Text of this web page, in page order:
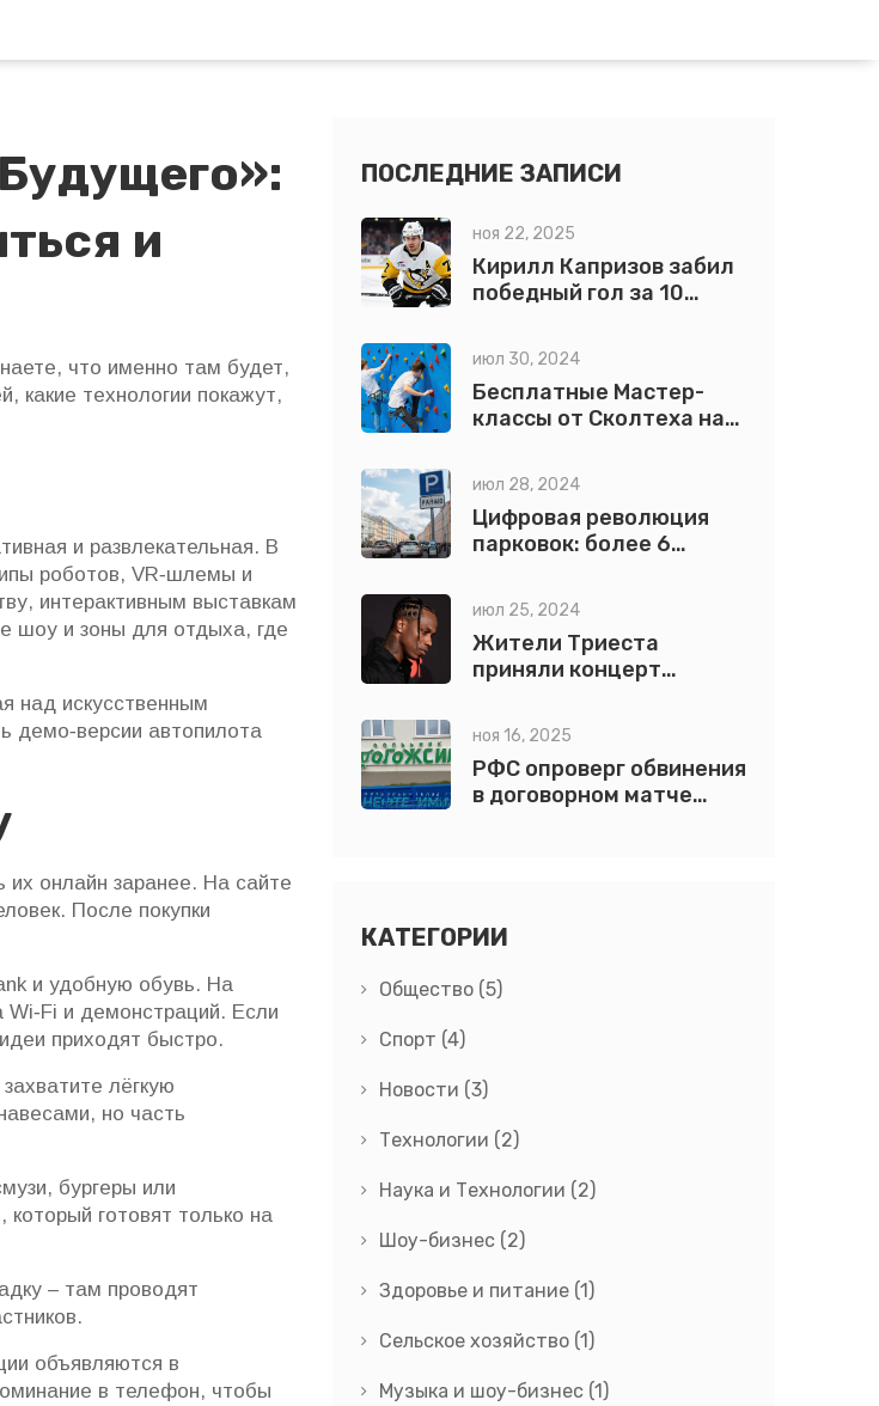
и
что именно там будет,
какие технологии покажут,
и развлекательная. В
роботов, VR‑шлемы и
интерактивным выставкам
шоу и зоны для отдыха, где
над искусственным
демо‑версии автопилота
онлайн заранее. На сайте
После покупки
и удобную обувь. На
и демонстраций. Если
приходят быстро.
лёгкую
но часть
бургеры или
готовят только на
– там проводят
объявляются в
в телефон, чтобы
ПОСЛЕДНИЕ ЗАПИСИ
ноя 22, 2025
Кирилл Капризов забил
победный гол за 10
овертайма — Миннесота
победила Вегас 3-2
июл 30, 2024
Бесплатные Мастер-
классы от Сколтеха на
Будущего" в Москве
июл 28, 2024
Цифровая революция
парковок: более 6
оплачены через
мобильное приложение
в Санкт-Петербурге
июл 25, 2024
Жители Триеста
приняли концерт
землетрясение
ноя 16, 2025
РФС опроверг обвинения
в договорном матче
КАТЕГОРИИ
Общество (5)
Спорт (4)
Новости (3)
Технологии (2)
Наука и Технологии (2)
Шоу-бизнес (2)
Здоровье и питание (1)
Сельское хозяйство (1)
Музыка и шоу-бизнес (1)